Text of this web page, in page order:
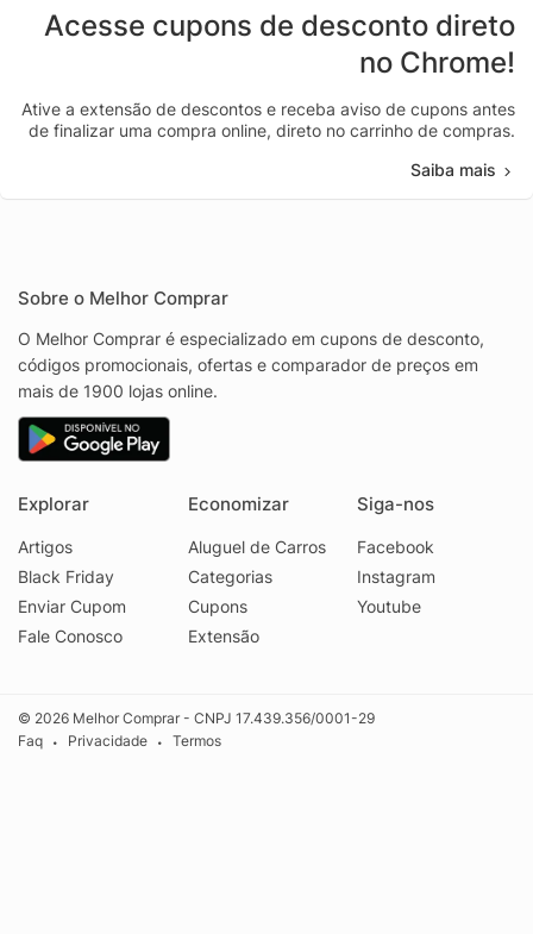
Acesse cupons de desconto direto
no Chrome!
Ative a extensão de descontos e receba aviso de cupons antes
de finalizar uma compra online, direto no carrinho de compras.
Saiba mais
Sobre o Melhor Comprar
O Melhor Comprar é especializado em cupons de desconto,
códigos promocionais, ofertas e comparador de preços em
mais de 1900 lojas online.
Explorar
Artigos
Black Friday
Enviar Cupom
Fale Conosco
Economizar
Aluguel de Carros
Categorias
Cupons
Extensão
Siga-nos
Facebook
Instagram
Youtube
© 2026 Melhor Comprar - CNPJ 17.439.356/0001-29
Faq
• Privacidade • Termos